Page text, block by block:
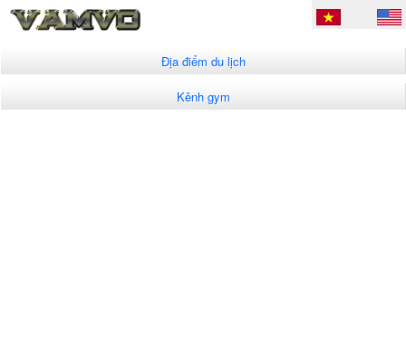
Địa điểm du lịch
Kênh gym